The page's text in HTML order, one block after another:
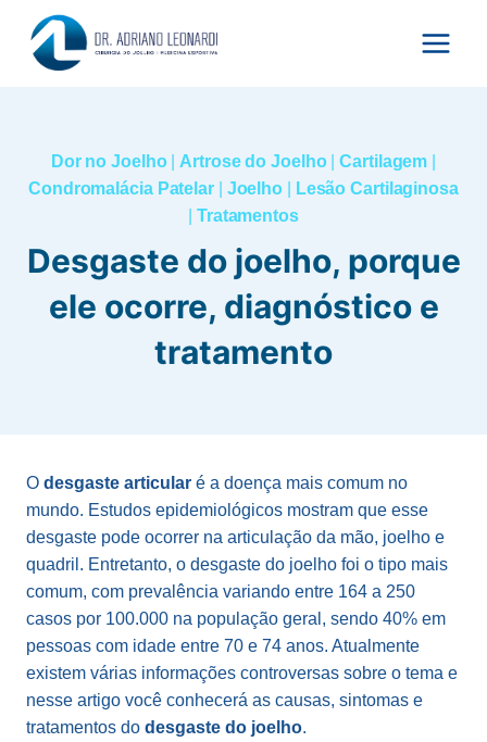
para
Dor no Joelho| Artrose do Joelho|Cartilagem
Condromalácia Patelar| Joelho
Lesão Cartilaginosa
Tratamentos
Desgaste do joelho, porque
ele ocorre, diagnóstico e
tratamento
O desgaste articular é a doença mais comum no
mundo. Estudos epidemiológicos mostram que esse
desgaste pode ocorrer na articulação da mão, joelho e
quadril. Entretanto, o desgaste do joelho foi o tipo mais
comum, com prevalência variando entre 164 a 250
casos por 100.000 na população geral, sendo 40% em
pessoas com idade entre 70 e 74 anos. Atualmente
existem várias informações controversas sobre o tema e
nesse artigo você conhecerá as causas, sintomas e
tratamentos do desgaste do joelho.